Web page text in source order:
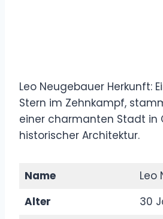
Leo Neugebauer Herkunft:
Stern im Zehnkampf,
einer charmanten Stadt in
historischer Architektur.
Name
Leo
Alter
30